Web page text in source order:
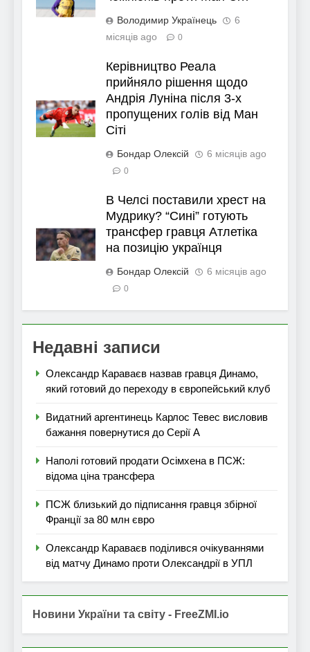
Володимир Українець
6
місяців ago
0
Керівництво Реала
прийняло рішення щодо
Андрія Луніна після 3-х
пропущених голів від Ман
Сіті
Бондар Олексій 6 місяців ago
0
В Челсі поставили хрест на
Мудрику? “Сині” готують
трансфер гравця Атлетіка
на позицію українця
Бондар Олексій 6 місяців ago
0
Недавні записи
Олександр Караваєв назвав гравця Динамо,
який готовий до переходу в європейський клуб
Видатний аргентинець Карлос Тевес висловив
бажання повернутися до Серії А
Наполі готовий продати Осімхена в ПСЖ:
відома ціна трансфера
ПСЖ близький до підписання гравця збірної
Франції за 80 млн євро
Олександр Караваєв поділився очікуваннями
від матчу Динамо проти Олександрії в УПЛ
Новини України та світу - FreeZMI.io